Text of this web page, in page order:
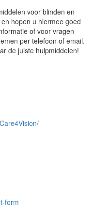
voor blinden en
hopen u hiermee goed
of voor vragen
per telefoon of email.
de juiste hulpmiddelen!
form